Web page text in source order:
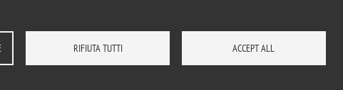
RIFIUTA TUTTI ACCEPT ALL